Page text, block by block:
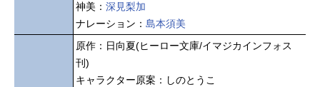
神美： 深見梨加
ナレーション： 島本須美
原作：日向夏(ヒーロー文庫/イマジカインフォス
刊)
キャラクター原案：しのとうこ